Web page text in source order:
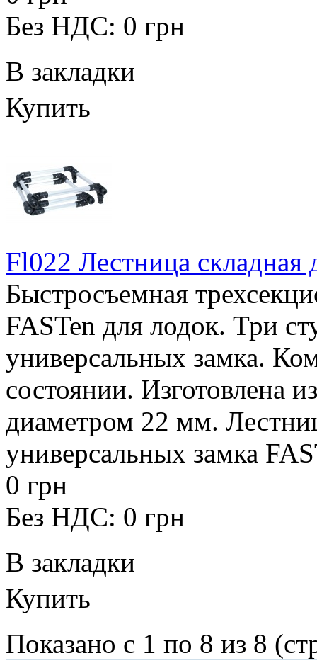
Без НДС: 0 грн
В закладки
Купить
Fl022 Лестница складная
Быстросъемная
FASTen для лодок. Три
универсальных замка.
состоянии. Изготовлена
диаметром 22 мм.
универсальных замка
0 грн
Без НДС: 0 грн
В закладки
Купить
Показано с 1 по 8 из 8